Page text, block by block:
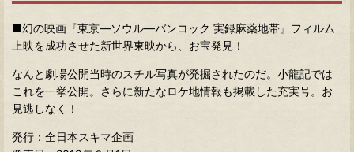
■幻の映画『東京―ソウル―バンコック 実録麻薬地帯』フィルム
上映を成功させた新世界東映から、お宝発見！
なんと劇場公開当時のスチル写真が発掘されたのだ。小龍記では
これを一挙公開。さらに新たなロケ地情報も掲載した充実号。お
見逃しなく！
発行：全日本スキマ企画